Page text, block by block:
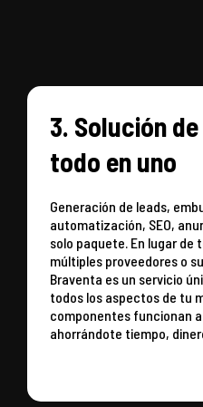
3. Solución
todo en uno
Generación de leads,
automatización, SEO,
solo paquete. En lugar de
múltiples proveedores o
Braventa es un servicio
todos los aspectos de tu
componentes funcionan
ahorrándote tiempo,